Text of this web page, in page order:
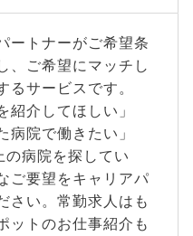
ートナーがご希望条
、ご希望にマッチし
るサービスです。
紹介してほしい」
病院で働きたい」
の病院を探してい
ご要望をキャリアパ
さい。常勤求人はも
ットのお仕事紹介も